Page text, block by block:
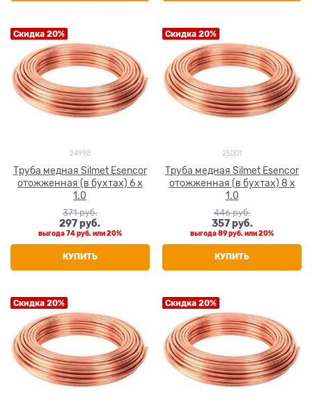
Скидка 20%
24998
Труба медная Silmet Esencor
отожженная (в бухтах) 6 x
1.0
371 руб.
297 руб.
выгода74 руб.или20%
КУПИТЬ
Скидка 20%
25001
Труба медная Silmet Esencor
отожженная (в бухтах) 8 x
1.0
446 руб.
357 руб.
выгода89 руб.или20%
КУПИТЬ
Скидка 20% Скидка 20%